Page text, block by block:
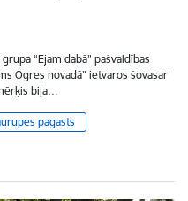
“Ejam dabā” pašvaldības
Ogres novadā” ietvaros šovasar
bija…
pagasts